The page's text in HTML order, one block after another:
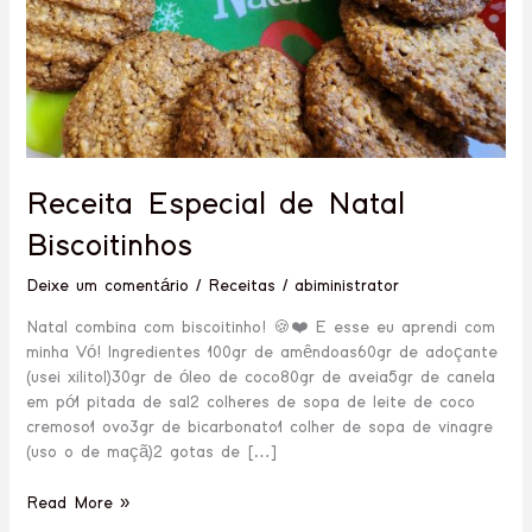
Receita Especial de Natal
Biscoitinhos
Deixe um comentário / Receitas /abiministrator
Natal combina com biscoitinho! 🍪❤️ E esse eu aprendi com
minha Vó! Ingredientes 100gr de amêndoas60gr de adoçante
(usei xilitol)30gr de óleo de coco80gr de aveia5gr de canela
em pó1 pitada de sal2 colheres de sopa de leite de coco
cremoso1 ovo3gr de bicarbonato1 colher de sopa de vinagre
(uso o de maçã)2 gotas de […]
Read More »